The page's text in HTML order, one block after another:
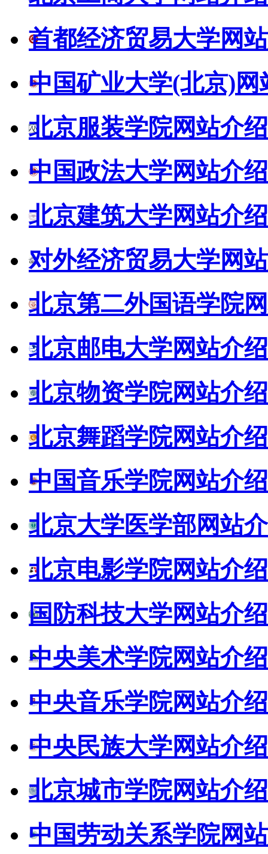
首都经济贸易大学网
中国矿业大学(北京)网
北京服装学院网站介绍
中国政法大学网站介绍
北京建筑大学网站介绍
对外经济贸易大学网
北京第二外国语学院
北京邮电大学网站介绍
北京物资学院网站介绍
北京舞蹈学院网站介绍
中国音乐学院网站介绍
北京大学医学部网站
北京电影学院网站介绍
国防科技大学网站介绍
中央美术学院网站介绍
中央音乐学院网站介绍
中央民族大学网站介绍
北京城市学院网站介绍
中国劳动关系学院网